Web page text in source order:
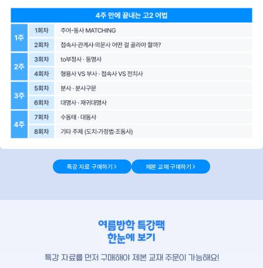
특강 자료 구매하기 제본 교재 구매하기
특강 자료를 먼저 구매해야 제본 교재 주문이 가능해요!